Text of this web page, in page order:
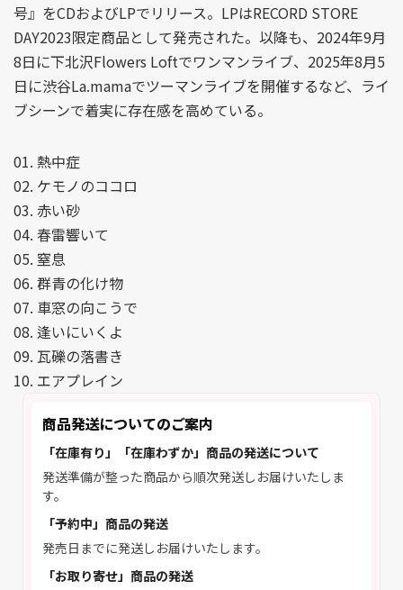
号』をCDおよびLPでリリース。LPはRECORD STORE
DAY2023限定商品として発売された。以降も、2024年9月
8日に下北沢Flowers Loftでワンマンライブ、2025年8月5
日に渋谷La.mamaでツーマンライブを開催するなど、ライ
ブシーンで着実に存在感を高めている。
01. 熱中症
02. ケモノのココロ
03. 赤い砂
04. 春雷響いて
05. 窒息
06. 群青の化け物
07. 車窓の向こうで
08. 逢いにいくよ
09. 瓦礫の落書き
10. エアプレイン
商品発送についてのご案内
「在庫有り」「在庫わずか」商品の発送について
発送準備が整った商品から順次発送しお届けいたしま
す。
「予約中」商品の発送
発売日までに発送しお届けいたします。
「お取り寄せ」商品の発送